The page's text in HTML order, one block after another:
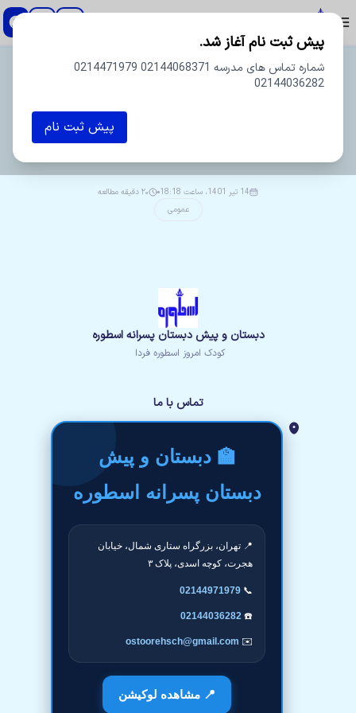
پیش ثبت نام آغاز شد.
شماره تماس های مدرسه 02144068371 0214471979
02144036282
پیش ثبت نام
عمومی
14 تیر 1401، ساعت 18:18 ۲۰ دقیقه مطالعه
دبستان و پیش دبستان پسرانه اسطوره
کودک امروز اسطوره فردا
تماس با ما
🏫 دبستان و پیش
دبستان پسرانه اسطوره
📍 تهران، بزرگراه ستاری شمال، خیابان
هجرت، کوچه اسدی، پلاک ۳
📞
02144971979
☎️
02144036282
✉️
ostoorehsch@gmail.com
📍 مشاهده لوکیشن